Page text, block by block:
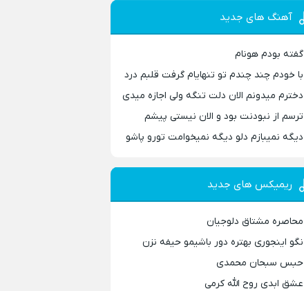
آهنگ های جدید
گفته بودم هونام
با خودم چند چندم تو تنهایام گرفت قلبم درد
دخترم میدونم الان دلت تنگه ولی اجازه میدی
ترسم از نبودنت بود و الان نیستی پیشم
دیگه نمیبازم دلو دیگه نمیخوامت تورو پاشو
ریمیکس های جدید
محاصره مشتاق دلوجیان
نگو اینجوری بهتره دور باشیمو حیفه نزن
حبس سبحان محمدی
عشق ابدی روح الله کرمی